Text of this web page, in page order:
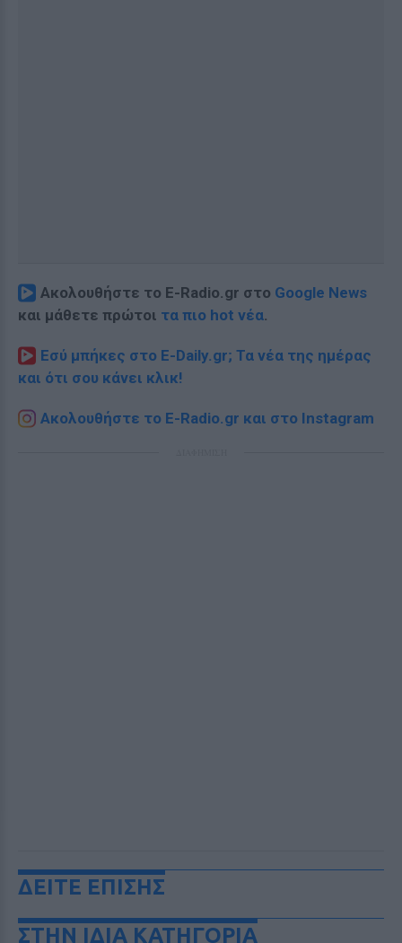
Ακολουθήστε το E-Radio.gr στο Google News
και μάθετε πρώτοι τα πιο hot νέα.
Εσύ μπήκες στο E-Daily.gr; Τα νέα της ημέρας
και ότι σου κάνει κλικ!
Ακολουθήστε το E-Radio.gr και στο Instagram
ΔΕΙΤΕ ΕΠΙΣΗΣ
ΣΤΗΝ ΙΔΙΑ ΚΑΤΗΓΟΡΙΑ